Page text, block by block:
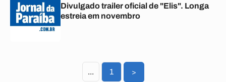
Divulgado trailer oficial de "Elis". Longa
estreia em novembro
... 1 >